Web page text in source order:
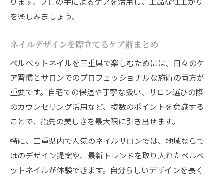
を楽しみましょう。
ネイルデザインを際立てるケア術まとめ
ベルベットネイルを三重県で楽しむためには、日々のケ
ア習慣とサロンでのプロフェッショナルな施術の両方が
重要です。自宅での保湿や丁寧な扱い、サロン選びの際
のカウンセリング活用など、複数のポイントを意識する
ことで、指先の美しさを最大限に引き出せます。
特に、三重県内で人気のネイルサロンでは、地域ならで
はのデザイン提案や、最新トレンドを取り入れたベルベ
ットネイルが体験できます。自分らしいデザインを長く